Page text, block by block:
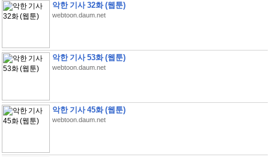
악한 기사 32화 (웹툰)
webtoon.daum.net
악한 기사 53화 (웹툰)
webtoon.daum.net
악한 기사 45화 (웹툰)
webtoon.daum.net